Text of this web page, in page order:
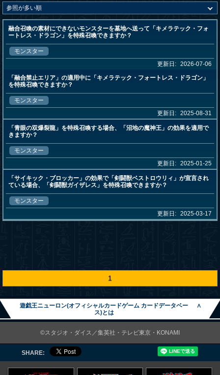
融合召喚の素材にできないモンスターを墓地へ送って「キメラテック・フォ
ートレス・ドラゴン」を特殊召喚できますか？
モンスター
更新日: 2026-07-06
「融合禁止エリア」の適用中に「キメラテック・フォートレス・ドラゴン」
を特殊召喚できますか？
モンスター
更新日: 2025-08-31
「青眼の双爆裂龍」を特殊召喚する場合、「沼地の魔神王」の効果を適用で
きますか？
モンスター
更新日: 2025-01-25
「サイキック・ブロッカー」の効果で「剣闘獣ベストロウリィ」が宣言され
ている場合、「剣闘獣ガイザレス」を特殊召喚できますか？
モンスター
更新日: 2025-03-17
1
遊戯王ニューロン(オフィシャルカードゲーム カードデータベー
ス)とは
∧
©スタジオ・ダイス／集英社・テレビ東京・KONAMI
SHARE: